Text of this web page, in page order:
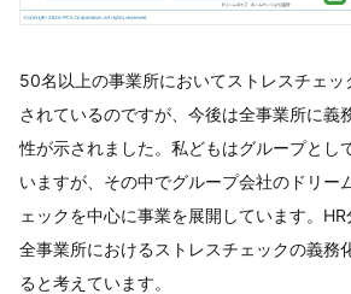
50名以上の事業所においてストレスチェ
されているのですが、今後は全事業所に義
性が示されました。私どもはグループとし
いますが、その中でグループ会社のドリー
ェックを中心に事業を展開しています。HR
全事業所におけるストレスチェックの義務
ると考えています。